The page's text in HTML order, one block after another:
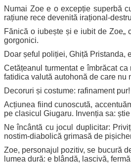
Numai Zoe e o excepție superbă
rațiune rece devenită irațional-
Fănică o iubește și e iubit de
gorgonici.
Doar șeful poliției, Ghiță Pristanda,
Cetățeanul turmentat e îmbrăcat
fatidica valută autohonă de care nu
Decoruri și costume: rafinament pur!
Acțiunea fiind cunoscută,
pe clasicul Giugaru. Invenția sa:
Ne încântă cu jocul duplicitar:
nostim-diabolică grimasă de
Zoe, personajul pozitiv, se bucură
lumea dură: e blândă, lascivă,